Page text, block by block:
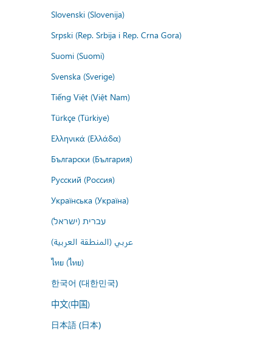
Slovenski (Slovenija)
Srpski (Rep. Srbija i Rep. Crna Gora)
Suomi (Suomi)
Svenska (Sverige)
Tiếng Việt (Việt Nam)
Türkçe (Türkiye)
Ελληνικά (Ελλάδα)
Български (България)
Русский (Россия)
Українська (Україна)
עברית (ישראל)
عربي (المنطقة العربية)
ไทย (ไทย)
한국어 (대한민국)
中文(中国)
日本語 (日本)